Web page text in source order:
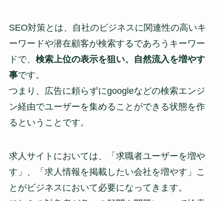
SEO対策とは、自社のビジネスに関連性の高いキ
ーワードや潜在顧客が検索するであろうキーワー
ドで、 検索上位の表示を狙い、自然流入を増やす
事です。
つまり、広告に頼らずにgoogleなどの検索エンジ
ン経由でユーザーを集めることができる状態を作
るということです。
求人サイトにおいては、「求職者ユーザーを増や
す」、「求人情報を掲載したい会社を増やす」こ
とがビジネスにおいて必要になってきます。